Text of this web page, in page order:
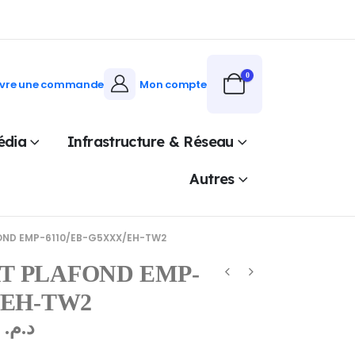
une commande Mon compte
0
Infrastructure & Réseau
Autres
EMP-6110/EB-G5XXX/EH-TW2
PLAFOND EMP-
TW2
د.م.